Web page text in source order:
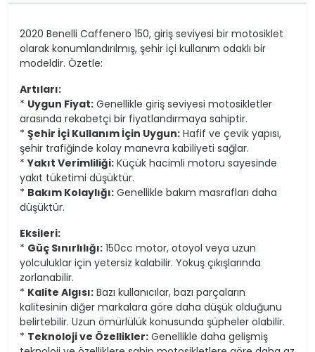
2020 Benelli Caffenero 150, giriş seviyesi bir motosiklet
olarak konumlandırılmış, şehir içi kullanım odaklı bir
modeldir. Özetle:
Artıları:
* Uygun Fiyat: Genellikle giriş seviyesi motosikletler
arasında rekabetçi bir fiyatlandırmaya sahiptir.
* Şehir İçi Kullanım İçin Uygun: Hafif ve çevik yapısı,
şehir trafiğinde kolay manevra kabiliyeti sağlar.
*Yakıt Verimliliği: Küçük hacimli motoru sayesinde
yakıt tüketimi düşüktür.
* Bakım Kolaylığı: Genellikle bakım masrafları daha
düşüktür.
Eksileri:
* Güç Sınırlılığı: 150cc motor, otoyol veya uzun
yolculuklar için yetersiz kalabilir. Yokuş çıkışlarında
zorlanabilir.
* Kalite Algısı: Bazı kullanıcılar, bazı parçaların
kalitesinin diğer markalara göre daha düşük olduğunu
belirtebilir. Uzun ömürlülük konusunda şüpheler olabilir.
* Teknoloji ve Özellikler: Genellikle daha gelişmiş